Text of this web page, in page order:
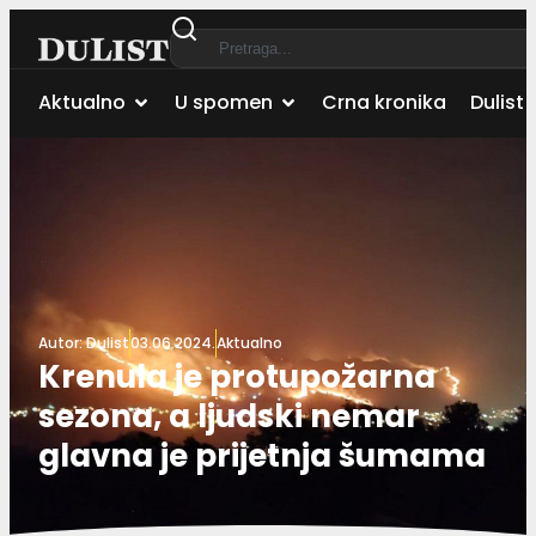
Aktualno U spomen Crna kronika Dulist
Autor:Dulist03.06.2024.Aktualno
Krenula je protupožarna
sezona, a ljudski nemar
glavna je prijetnja šumama